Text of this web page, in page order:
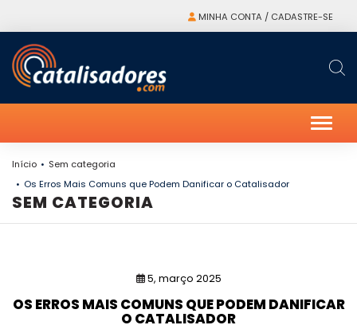
MINHA CONTA / CADASTRE-SE
Início
Sem categoria
Os Erros Mais Comuns que Podem Danificar o Catalisador
SEM CATEGORIA
5, março 2025
OS ERROS MAIS COMUNS QUE PODEM DANIFICAR
O CATALISADOR